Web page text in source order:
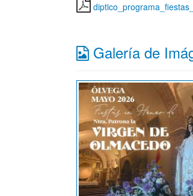
Galería de